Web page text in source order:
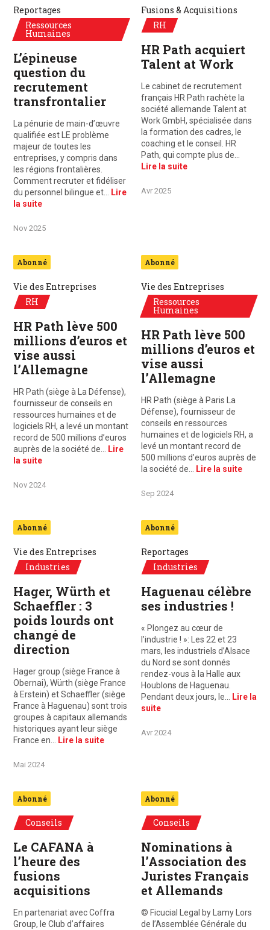
Reportages
Ressources
Humaines
L’épineuse
question du
recrutement
transfrontalier
La pénurie de main-d’œuvre
qualifiée est LE problème
majeur de toutes les
entreprises, y compris dans
les régions frontalières.
Comment recruter et fidéliser
du personnel bilingue et…
Lire
la suite
Nov 2025
Fusions & Acquisitions
RH
HR Path acquiert
Talent at Work
Le cabinet de recrutement
français HR Path rachète la
société allemande Talent at
Work GmbH, spécialisée dans
la formation des cadres, le
coaching et le conseil. HR
Path, qui compte plus de…
Lire la suite
Avr 2025
Abonné
Vie des Entreprises
RH
HR Path lève 500
millions d’euros et
vise aussi
l’Allemagne
HR Path (siège à La Défense),
fournisseur de conseils en
ressources humaines et de
logiciels RH, a levé un montant
record de 500 millions d’euros
auprès de la société de…
Lire
la suite
Nov 2024
Abonné
Vie des Entreprises
Ressources
Humaines
HR Path lève 500
millions d’euros et
vise aussi
l’Allemagne
HR Path (siège à Paris La
Défense), fournisseur de
conseils en ressources
humaines et de logiciels RH, a
levé un montant record de
500 millions d’euros auprès de
la société de…
Lire la suite
Sep 2024
Abonné
Vie des Entreprises
Industries
Hager, Würth et
Schaeffler : 3
poids lourds ont
changé de
direction
Hager group (siège France à
Obernai), Würth (siège France
à Erstein) et Schaeffler (siège
France à Haguenau) sont trois
groupes à capitaux allemands
historiques ayant leur siège
France en…
Lire la suite
Mai 2024
Abonné
Reportages
Industries
Haguenau célèbre
ses industries !
« Plongez au cœur de
l’industrie ! »: Les 22 et 23
mars, les industriels d’Alsace
du Nord se sont donnés
rendez-vous à la Halle aux
Houblons de Haguenau.
Pendant deux jours, le…
Lire la
suite
Avr 2024
Abonné
Conseils
Le CAFANA à
l’heure des
fusions
acquisitions
En partenariat avec Coffra
Group, le Club d’affaires
Abonné
Conseils
Nominations à
l’Association des
Juristes Français
et Allemands
© Ficucial Legal by Lamy Lors
de l’Assemblée Générale du